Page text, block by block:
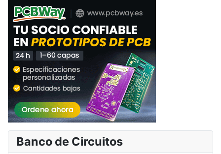
Banco de Circuitos